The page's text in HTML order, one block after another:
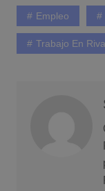
Empleo
Trabajo En